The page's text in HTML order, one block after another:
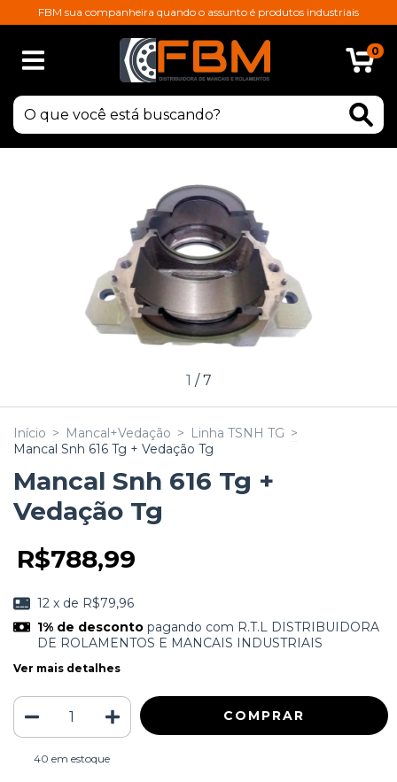
FBM sua companheira quando o assunto é produtos industriais
0
1 /7
Início > Mancal+Vedação > Linha TSNH TG >
Mancal Snh 616 Tg + Vedação Tg
Mancal Snh 616 Tg +
Vedação Tg
R$788,99
12 x de R$79,96
1% de descontopagando com R.T.L DISTRIBUIDORA
DE ROLAMENTOS E MANCAIS INDUSTRIAIS
Ver mais detalhes
40 em estoque